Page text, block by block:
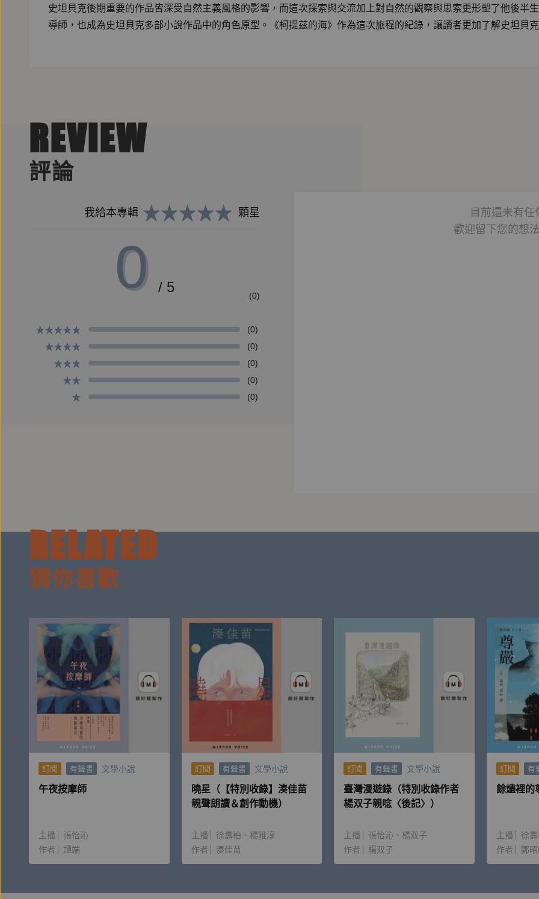
史坦貝克後期重要的作品皆深受自然主義風格的影響，而這次探索與交流加上對自然的觀察與思索更形塑了他後半
導師，也成為史坦貝克多部小說作品中的角色原型。《柯提茲的海》作為這次旅程的紀錄，讓讀者更加了解史坦貝
的影響。他的故事和人物都是來自20世紀上半葉時真正存在的歷史環境和事件。他的小說反映了他廣泛的興趣，比
其主要小說代表作有《人鼠之間》（1937）、《憤怒的葡萄》（1939）、《罐頭廠街》（1945）以及《伊甸園東
行》（1948）、《查理與我》（1962）等。
立克茨Ed Ricketts
海洋生物學家，成立「太平洋生物實驗室」（Pacific Biological Laboratories, Inc.），經常為美國多所大專院校及
間帶生態研究有著重大貢獻。在1930到1948年間與史坦貝克變成好友，他的研究與對史坦貝克的寫作與思想有著重
黎湛平
動物醫學相關科系畢業。譯有《表觀遺傳大革命》、《完全宇宙指南》以及《如何在網路時代好好說再見》等。
【朗讀者簡介】
REVIEW
評論
我給本專輯 顆星
0 / 5
(0)
(0)
(0)
(0)
(0)
(0)
目前還未有任
歡迎留下您的想
RELATED
猜你喜歡
訂閱 有聲書 文學小說
午夜按摩師
主播
張怡沁
作者
譚端
訂閱 有聲書 文學小說
曉星（【特別收錄】湊佳苗
親聲朗讀＆創作動機）
主播 徐壽柏
楊雅淳
作者
湊佳苗
訂閱 有聲書 文學小說
臺灣漫遊錄（特別收錄作者
楊双子親唸〈後記〉）
主播 張怡沁
楊双子
作者
楊双子
訂閱 有
餘燼裡的
主播 徐壽
作者
鄭